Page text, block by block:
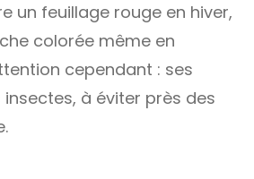
un feuillage rouge en hiver,
colorée même en
cependant : ses
à éviter près des